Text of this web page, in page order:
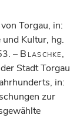
Torgau, in:
Kultur, hg.
– Blaschke,
Stadt Torgau
in:
zur